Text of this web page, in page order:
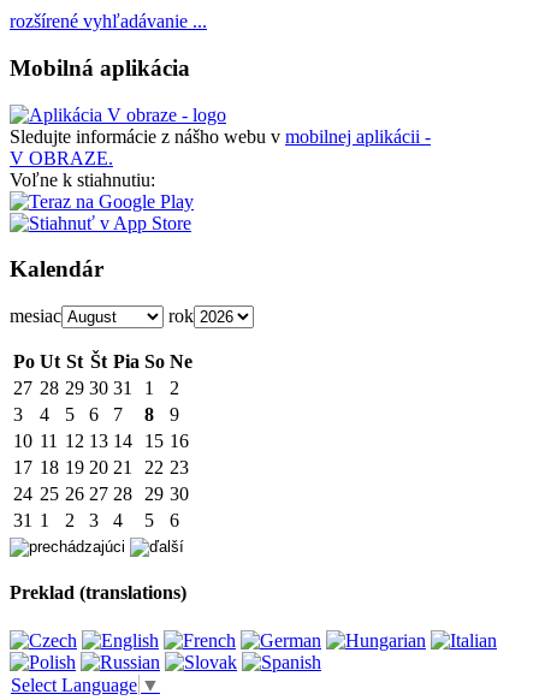
rozšírené vyhľadávanie ...
Mobilná aplikácia
Sledujte informácie z nášho webu v mobilnej aplikácii -
V OBRAZE.
Voľne k stiahnutiu:
Kalendár
mesiac rok
Po Ut St Št Pia So Ne
27 28 29 30 31 1
2
3
4 5 6 7 8
9
10 11 12 13 14 15 16
17 18 19 20 21 22 23
24 25 26 27 28 29 30
31 1 2 3 4 5 6
Preklad (translations)
Select Language ▼